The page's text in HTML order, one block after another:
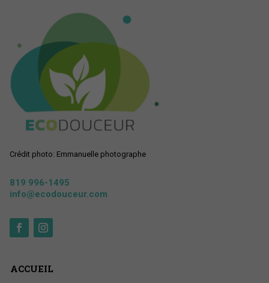
Crédit photo: Emmanuelle photographe
819 996-1495
info@ecodouceur.com
ACCUEIL